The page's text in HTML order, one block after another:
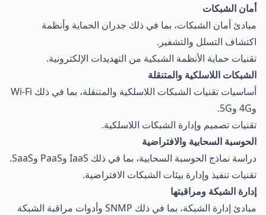
أمان الشبكات
مبادئ أمان الشبكات، بما في ذلك جدران الحماية وأنظمة
اكتشاف التسلل والتشفير.
تقنيات حماية الأنظمة الشبكية من التهديدات الإلكترونية.
الشبكات اللاسلكية والمتنقلة
أساسيات تقنيات الشبكات اللاسلكية والمتنقلة، بما في ذلك Wi-Fi
و4G و5G.
تقنيات تصميم وإدارة الشبكات اللاسلكية.
الحوسبة السحابية والافتراضية
دراسة نماذج الحوسبة السحابية، بما في ذلك IaaS وPaaS وSaaS.
تقنيات تنفيذ وإدارة بيئات الشبكات الافتراضية.
إدارة الشبكة ومراقبتها
مبادئ إدارة الشبكة، بما في ذلك SNMP وأدوات مراقبة الشبكة